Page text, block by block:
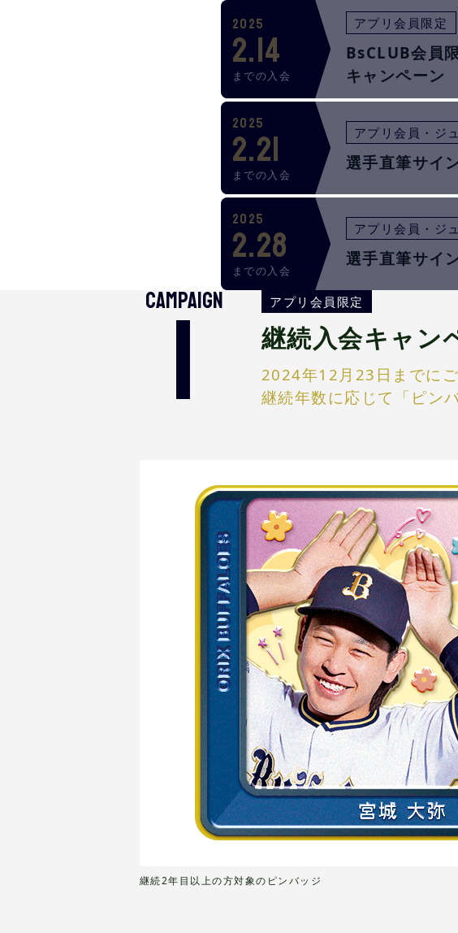
2025
2.14
までの入会
アプリ会員限定
BsCLUB会員
キャンペーン
2025
2.21
までの入会
アプリ会員・ジ
選手直筆サイ
2025
2.28
までの入会
アプリ会員・ジ
選手直筆サイ
CAMPAIGN
1 アプリ会員限定
継続入会キャン
2024年12月23日までに
継続年数に応じて「ピン
継続2年目以上の方対象のピンバッジ